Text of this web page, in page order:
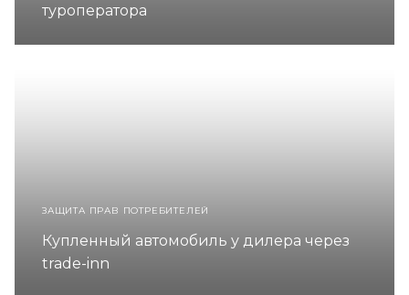
туроператора
ЗАЩИТА ПРАВ ПОТРЕБИТЕЛЕЙ
Купленный автомобиль у дилера через
trade-inn